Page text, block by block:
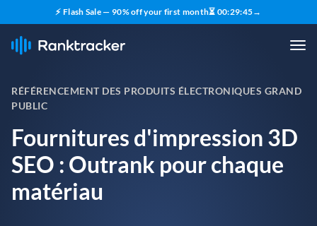
⚡ Flash Sale — 90% off your first month⏳ 00:29:44→
RÉFÉRENCEMENT DES PRODUITS ÉLECTRONIQUES GRAND
PUBLIC
Fournitures d'impression 3D
SEO : Outrank pour chaque
matériau